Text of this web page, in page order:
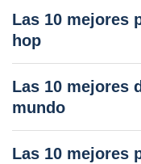
Las 10 mejores
hop
Las 10 mejores
mundo
Las 10 mejores